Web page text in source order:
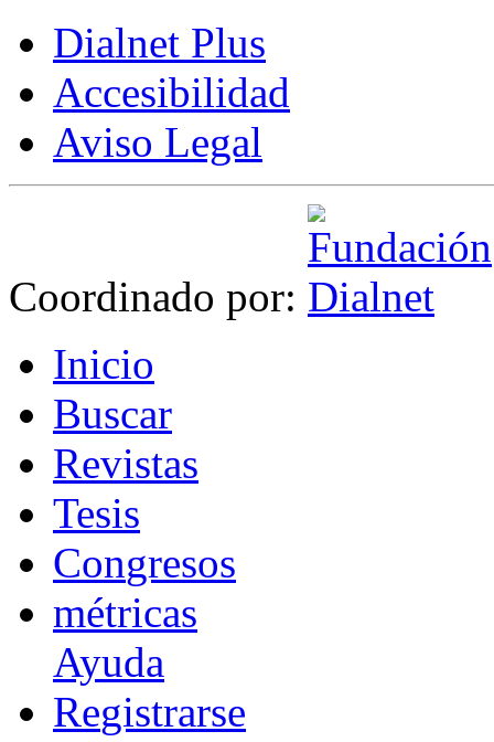
Dialnet Plus
Accesibilidad
Aviso Legal
Coordinado por:
Inicio
Buscar
Revistas
Tesis
Congresos
métricas
Ayuda
Registrarse